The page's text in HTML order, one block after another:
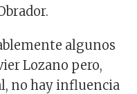
algunos
Lozano pero,
no hay influencia